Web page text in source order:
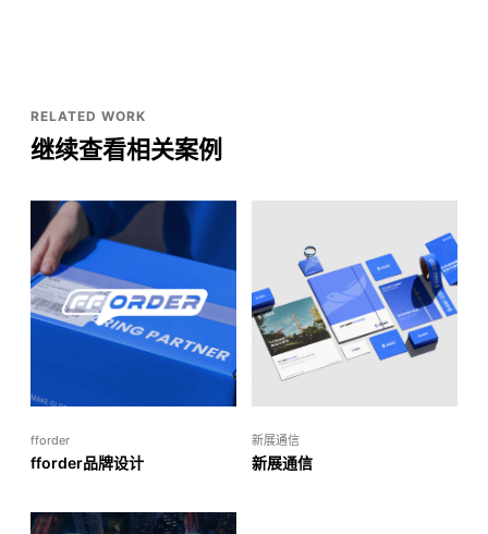
RELATED WORK
继续查看相关案例
fforder
fforder品牌设计
新展通信
新展通信